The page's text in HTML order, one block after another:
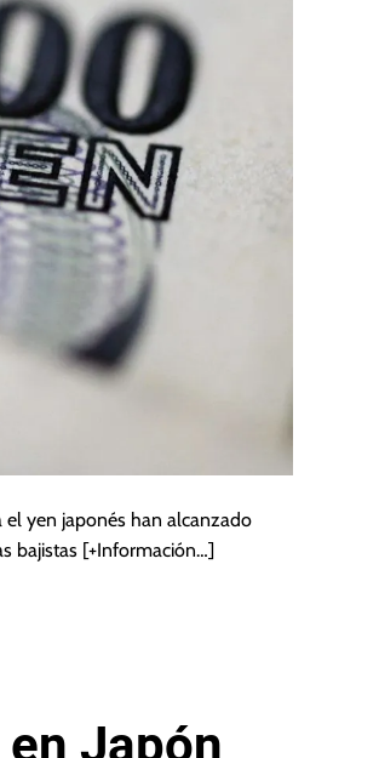
el yen japonés han alcanzado
bajistas [+Información…]
Japón